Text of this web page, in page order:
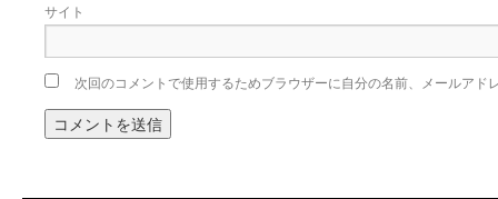
サイト
次回のコメントで使用するためブラウザーに自分の名前、メールアド